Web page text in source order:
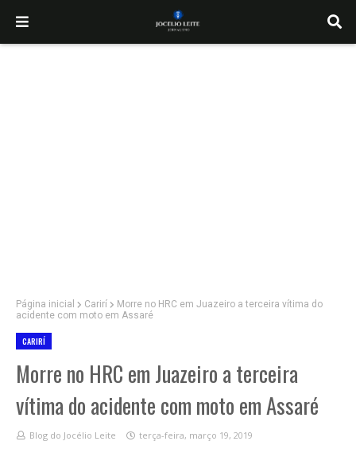
Página inicial Carirí
Morre no HRC em Juazeiro a terceira vítima do
acidente com moto em Assaré
CARIRÍ
Morre no HRC em Juazeiro a terceira
vítima do acidente com moto em Assaré
Blog do Jocélio Leite terça-feira, março 19, 2019